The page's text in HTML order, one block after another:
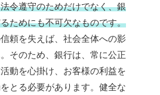
令遵守のためだけでなく、銀
ためにも不可欠なものです。
頼を失えば、社会全体への影
そのため、銀行は、常に公正
動を心掛け、お客様の利益を
とる必要があります。健全な